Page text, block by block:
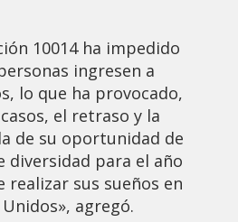
10014 ha impedido
ingresen a
lo que ha provocado,
el retraso y la
de su oportunidad de
diversidad para el año
realizar sus sueños en
agregó.